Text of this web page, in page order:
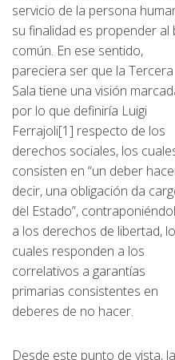
servicio de la persona
su finalidad es propender al
común. En ese sentido,
pareciera ser que la Tercera
Sala tiene una visión
por lo que definiría Luigi
Ferrajoli[1] respecto de los
derechos sociales, los
consisten en “un deber
decir, una obligación da
del Estado”,
a los derechos de libertad,
cuales responden a los
correlativos a garantías
primarias consistentes en
deberes de no hacer.
Desde este punto de vista, la